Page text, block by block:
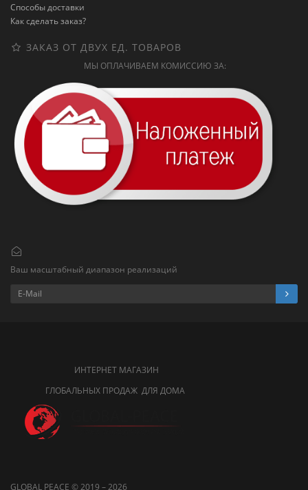
Способы доставки
Как сделать заказ?
ЗАКАЗ ОТ ДВУХ ЕД. ТОВАРОВ
МЫ ОПЛАЧИВАЕМ КОМИССИЮ ЗА:
Ваш масштабный диапазон реализаций
ИНТЕРНЕТ МАГАЗИН
ГЛОБАЛЬНЫХ ПРОДАЖ ДЛЯ ДОМА
GLOBAL PEACE © 2019 – 2026